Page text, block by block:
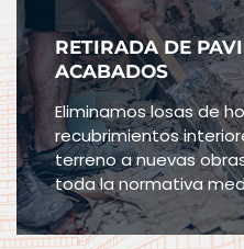
RETIRADA DE
ACABADOS
Eliminamos losas de
recubrimientos
terreno a nuevas
toda la normativa